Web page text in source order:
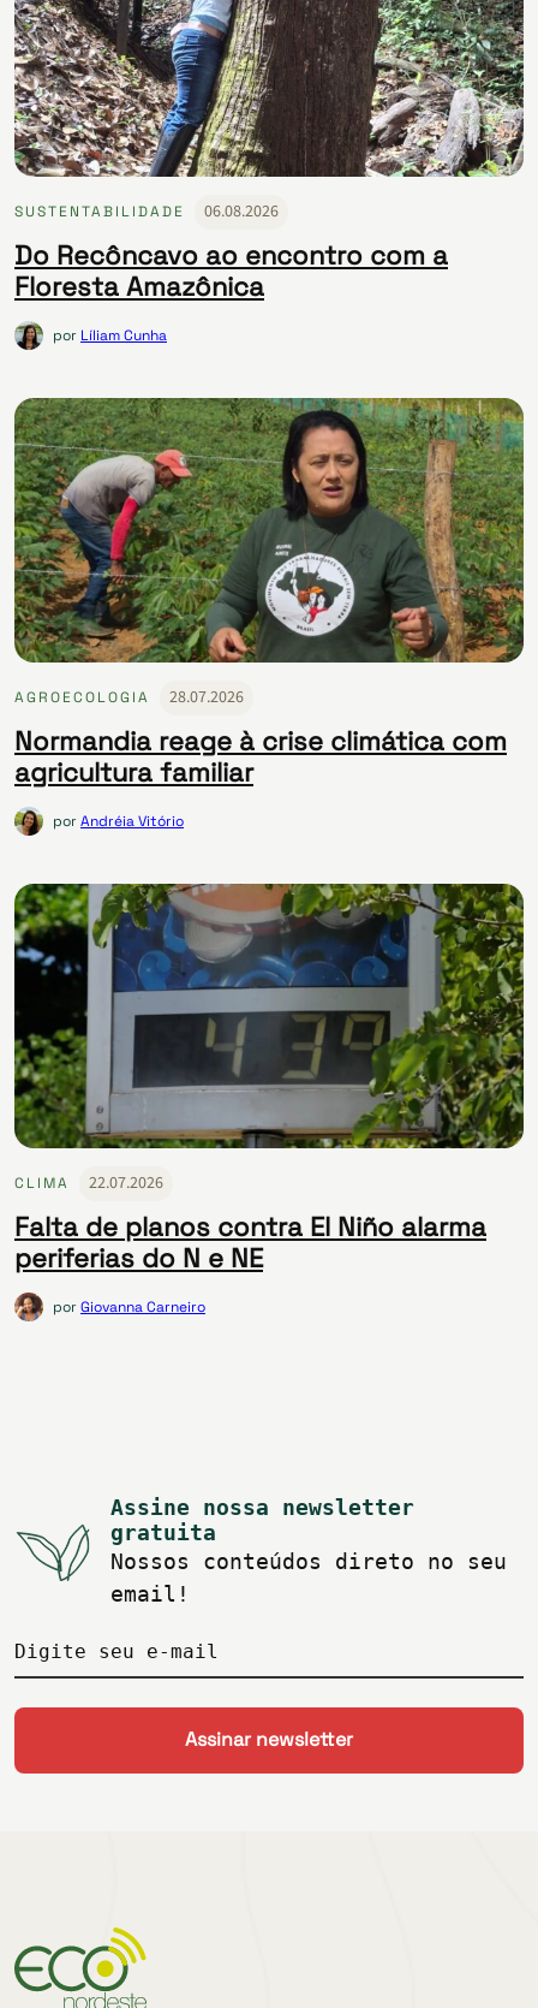
SUSTENTABILIDADE 06.08.2026
Do Recôncavo ao encontro com a
Floresta Amazônica
por Líliam Cunha
AGROECOLOGIA 28.07.2026
Normandia reage à crise climática com
agricultura familiar
porAndréia Vitório
CLIMA 22.07.2026
Falta de planos contra El Niño alarma
periferias do N e NE
porGiovanna Carneiro
Assine nossa newsletter
gratuita
Nossos conteúdos direto no seu
email!
Digite seu e-mail